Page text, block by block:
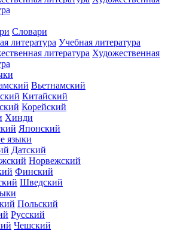
Словари
Учебная литература
Художественная
Вьетнамский
Китайский
Корейский
Хинди
Японский
языки
Датский
Норвежский
Финский
Шведский
Польский
Русский
Чешский